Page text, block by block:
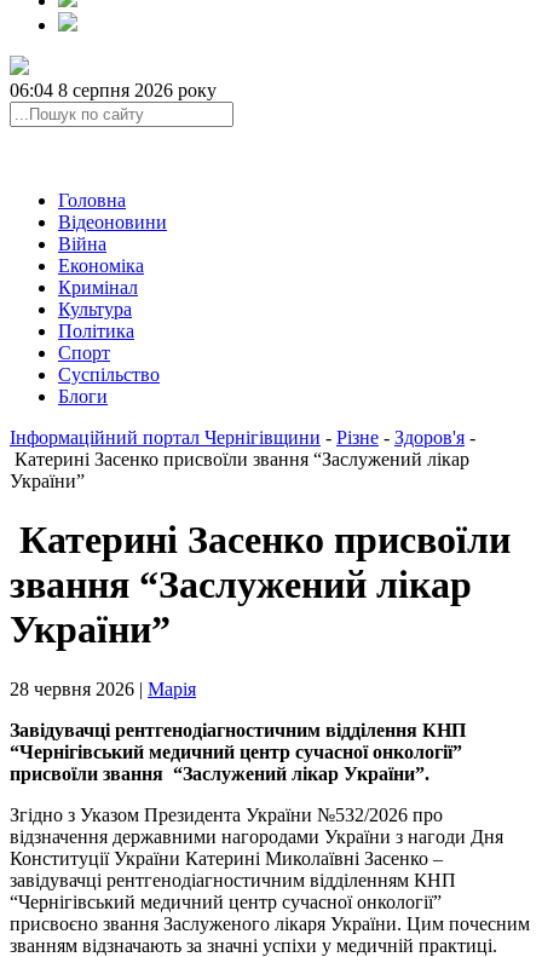
06:04 8 серпня 2026 року
Головна
Відеоновини
Війна
Економіка
Кримінал
Культура
Політика
Спорт
Суспільство
Блоги
Інформаційний портал Чернігівщини - Різне - Здоров'я -
Катерині Засенко присвоїли звання “Заслужений лікар
України”
Катерині Засенко присвоїли
звання “Заслужений лікар
України”
28 червня 2026 | Марія
Завідувачці рентгенодіагностичним відділення КНП
“Чернігівський медичний центр сучасної онкології”
присвоїли звання “Заслужений лікар України”.
Згідно з Указом Президента України №532/2026 про
відзначення державними нагородами України з нагоди Дня
Конституції України Катерині Миколаївні Засенко –
завідувачці рентгенодіагностичним відділенням КНП
“Чернігівський медичний центр сучасної онкології”
присвоєно звання Заслуженого лікаря України. Цим почесним
званням відзначають за значні успіхи у медичній практиці.